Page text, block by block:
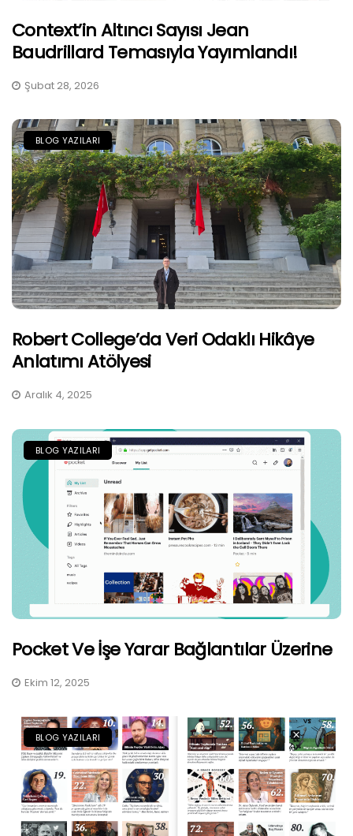
Context’in Altıncı Sayısı Jean
Baudrillard Temasıyla Yayımlandı!
Şubat 28, 2026
BLOG YAZILARI
Robert College’da Veri Odaklı Hikâye
Anlatımı Atölyesi
Aralık 4, 2025
BLOG YAZILARI
Pocket Ve İşe Yarar Bağlantılar Üzerine
Ekim 12, 2025
BLOG YAZILARI